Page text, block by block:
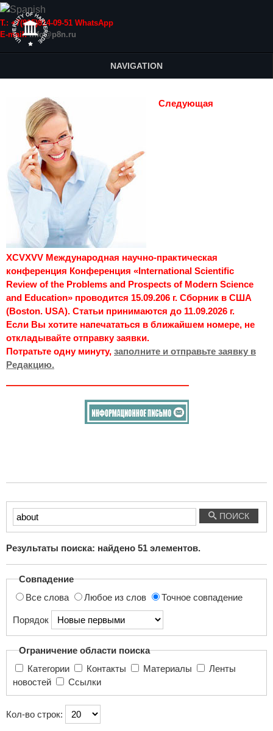
Т.: +7(915)814-09-51 WhatsApp
E-mail:info@p8n.ru
NAVIGATION
Следующая
XCVXVV Международная научно-практическая
конференция Конференция «International Scientific
Review of the Problems and Prospects of Modern Science
and Education» проводится 15.09.206 г. Сборник в США
(Boston. USA). Статьи принимаются до 11.09.2026 г.
Если Вы хотите напечататься в ближайшем номере, не
откладывайте отправку заявки.
Потратьте одну минуту, заполните и отправьте заявку в
Редакцию.
Введите
текст
поиска...
ПОИСК
Результаты поиска: найдено 51 элементов.
Совпадение
Все слова
Любое из слов Точное совпадение
Порядок
Ограничение области поиска
Категории
Контакты Материалы
новостей
Ссылки
Кол-во строк: